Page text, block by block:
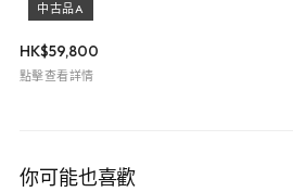
中古品A
HK$59,800
點擊查看詳情
你可能也喜歡